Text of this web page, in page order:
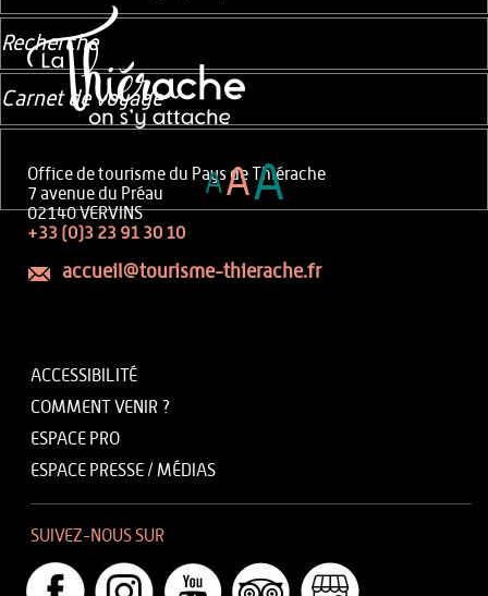
Office de tourisme du Pays de Thiérache
7 avenue du Préau
02140 VERVINS
+33 (0)3 23 91 30 10
accueil@tourisme-thierache.fr
ACCESSIBILITÉ
COMMENT VENIR ?
ESPACE PRO
ESPACE PRESSE / MÉDIAS
SUIVEZ-NOUS SUR
Recherche
Carnet de voyage
AAA